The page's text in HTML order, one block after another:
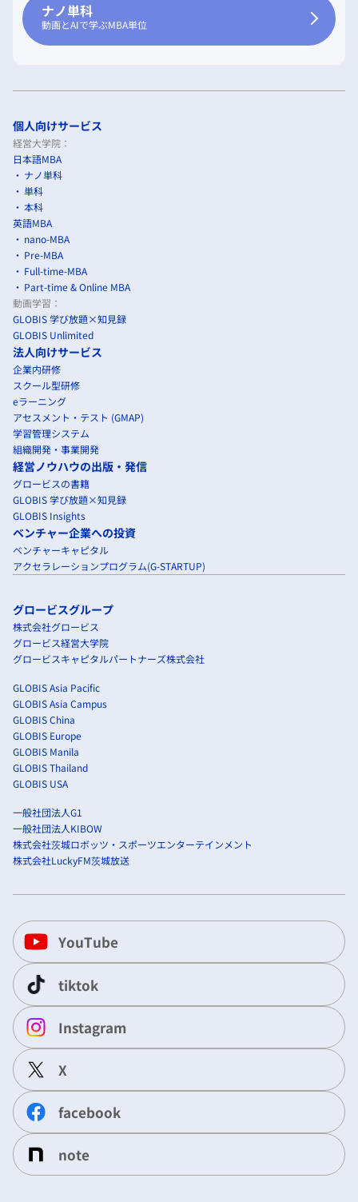
ナノ単科
動画とAIで学ぶMBA単位
個人向けサービス
経営大学院：
日本語MBA
ナノ単科
単科
本科
英語MBA
nano-MBA
Pre-MBA
Full-time-MBA
Part-time & Online MBA
動画学習：
GLOBIS 学び放題×知見録
GLOBIS Unlimited
法人向けサービス
企業内研修
スクール型研修
eラーニング
アセスメント・テスト (GMAP)
学習管理システム
組織開発・事業開発
経営ノウハウの出版・発信
グロービスの書籍
GLOBIS 学び放題×知見録
GLOBIS Insights
ベンチャー企業への投資
ベンチャーキャピタル
アクセラレーションプログラム(G-STARTUP)
グロービスグループ
株式会社グロービス
グロービス経営大学院
グロービスキャピタルパートナーズ株式会社
GLOBIS Asia Pacific
GLOBIS Asia Campus
GLOBIS China
GLOBIS Europe
GLOBIS Manila
GLOBIS Thailand
GLOBIS USA
一般社団法人G1
一般社団法人KIBOW
株式会社茨城ロボッツ・スポーツエンターテインメント
株式会社LuckyFM茨城放送
YouTube
tiktok
Instagram
X
facebook
note